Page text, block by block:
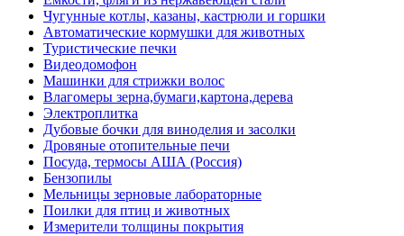
Чугунные котлы, казаны, кастрюли и горшки
Автоматические кормушки для животных
Туристические печки
Видеодомофон
Машинки для стрижки волос
Влагомеры зерна,бумаги,картона,дерева
Электроплитка
Дубовые бочки для виноделия и засолки
Дровяные отопительные печи
Посуда, термосы АША (Россия)
Бензопилы
Мельницы зерновые лабораторные
Поилки для птиц и животных
Измерители толщины покрытия